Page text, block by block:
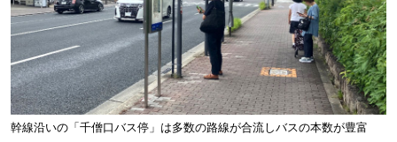
幹線沿いの「千僧口バス停」は多数の路線が合流しバスの本数が豊富